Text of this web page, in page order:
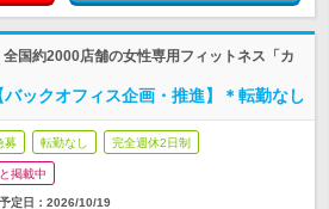
国約2000店舗の女性専用フィットネス「カ
ックオフィス企画・推進】＊転勤なし
募 転勤なし 完全週休2日制
掲載中
定日： 2026/10/19